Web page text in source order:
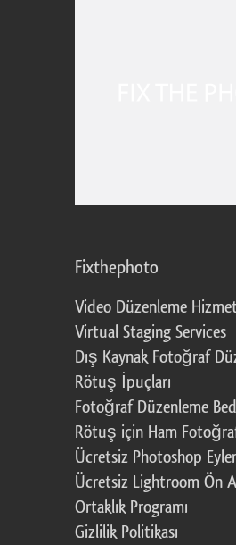
Fixthephoto
Video Düzenleme
Virtual Staging Services
Dış Kaynak Fotoğraf
Rötuş İpuçları
Fotoğraf Düzenleme
Rötuş için Ham
Ücretsiz Photoshop
Ücretsiz Lightroom Ön
Ortaklık Programı
Gizlilik Politikası